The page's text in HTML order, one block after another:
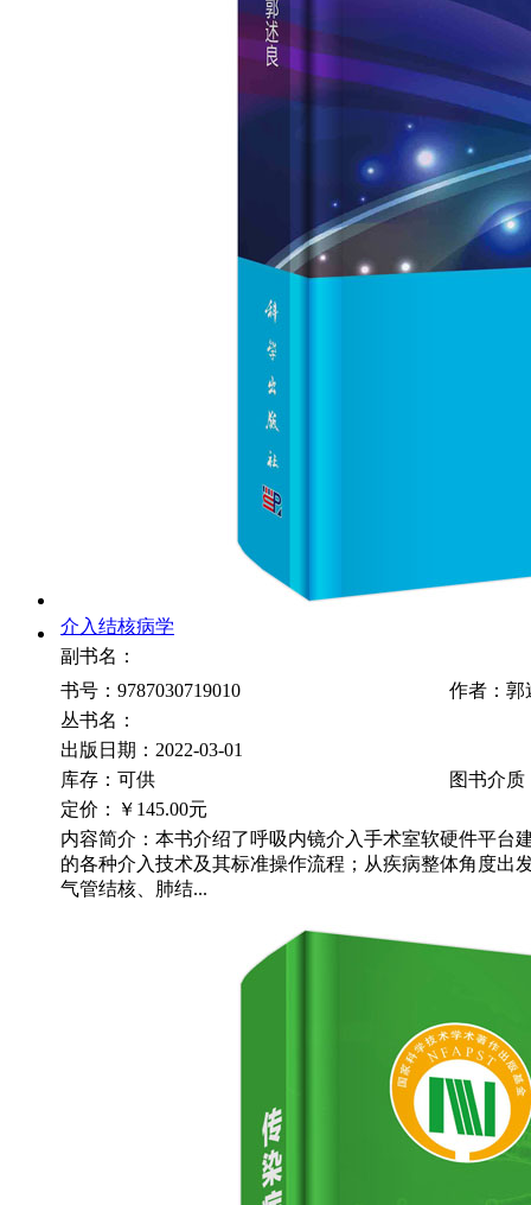
介入结核病学
副书名：
书号：9787030719010
作者：郭
丛书名：
出版日期：2022-03-01
库存：可供
图书介质
定价：
￥145.00元
内容简介：本书介绍了呼吸内镜介入手术室软硬件平台
的各种介入技术及其标准操作流程；从疾病整体角度出
气管结核、肺结...